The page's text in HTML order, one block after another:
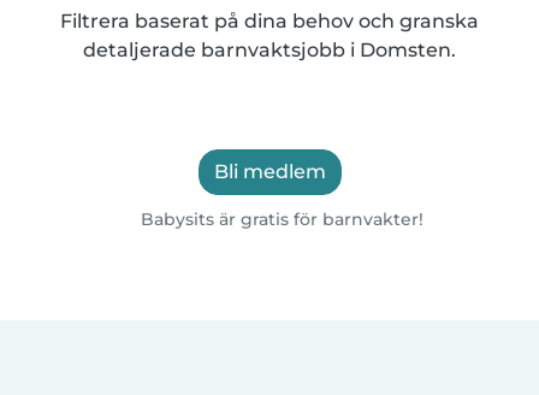
Filtrera baserat på dina behov och granska
detaljerade barnvaktsjobb i Domsten.
Bli medlem
Babysits är gratis för barnvakter!